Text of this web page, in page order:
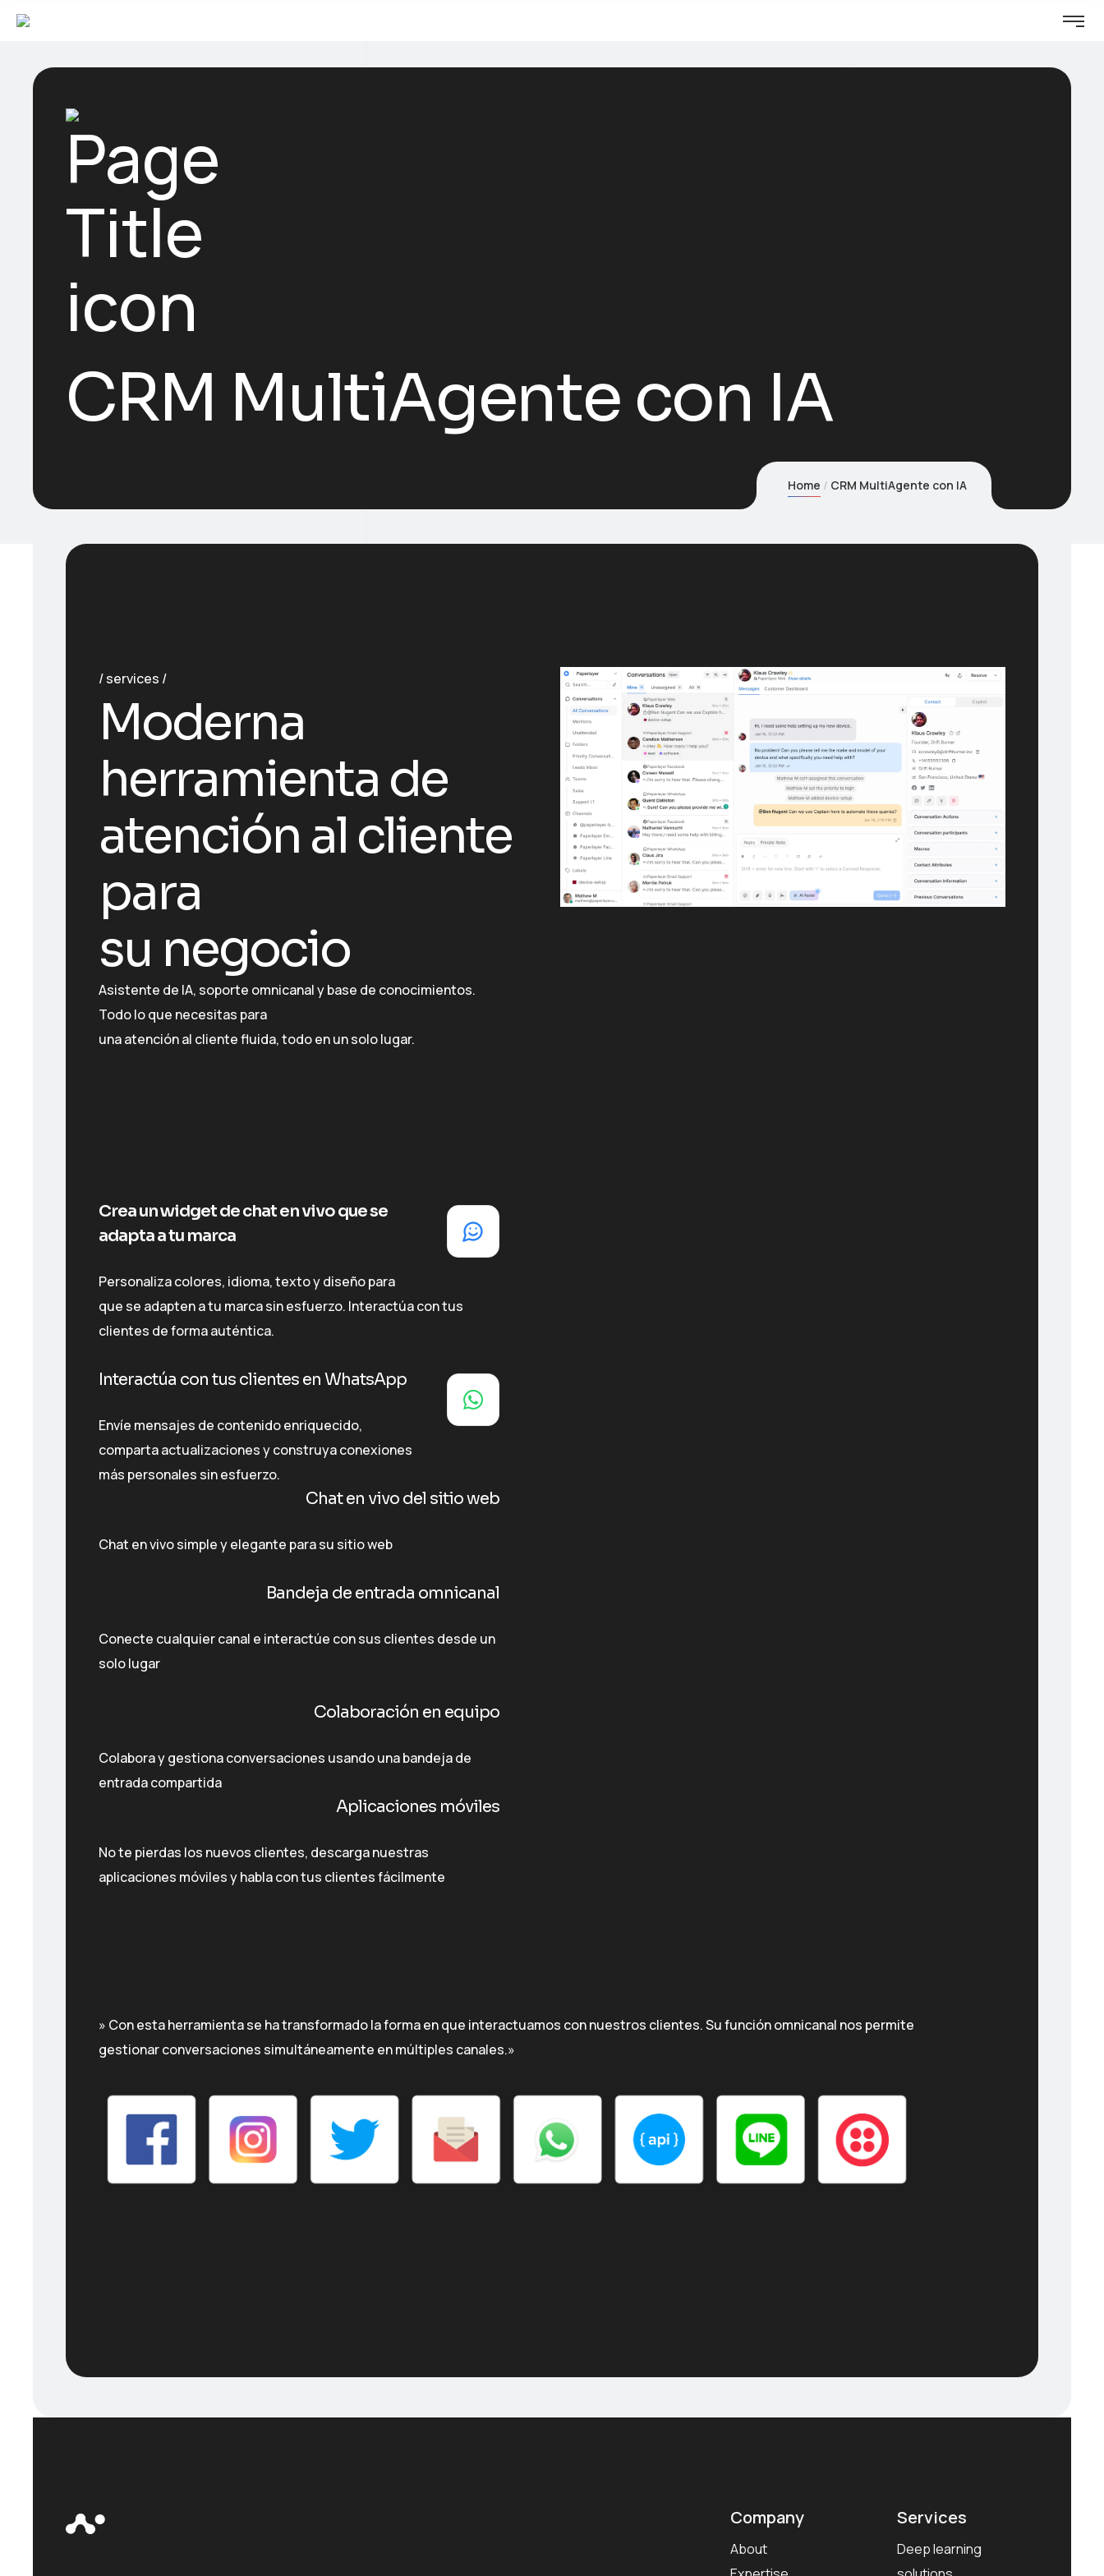
CRM MultiAgente con IA
Home CRM MultiAgente con IA
services
Moderna
herramienta de
atención al cliente
para
su negocio
Asistente de IA, soporte omnicanal y base de conocimientos.
Todo lo que necesitas para
una atención al cliente fluida, todo en un solo lugar.
Crea un widget de chat en vivo que se
adapta a tu marca
Personaliza colores, idioma, texto y diseño para
que se adapten a tu marca sin esfuerzo. Interactúa con tus
clientes de forma auténtica.
Interactúa con tus clientes en WhatsApp
Envíe mensajes de contenido enriquecido,
comparta actualizaciones y construya conexiones
más personales sin esfuerzo.
Chat en vivo del sitio web
Chat en vivo simple y elegante para su sitio web
Bandeja de entrada omnicanal
Conecte cualquier canal e interactúe con sus clientes desde un
solo lugar
Colaboración en equipo
Colabora y gestiona conversaciones usando una bandeja de
entrada compartida
Aplicaciones móviles
No te pierdas los nuevos clientes, descarga nuestras
aplicaciones móviles y habla con tus clientes fácilmente
» Con esta herramienta se ha transformado la forma en que interactuamos con nuestros clientes. Su función omnicanal nos permite
gestionar conversaciones simultáneamente en múltiples canales.»
Company
About
Services
Deep learning